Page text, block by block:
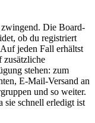
Die Board-
ob du registriert
jeden Fall erhältst
zusätzliche
stehen: zum
E-Mail-Versand an
und so weiter.
sie schnell erledigt ist